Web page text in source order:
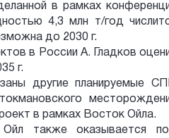
в рамках
4,3 млн т/год
до 2030 г.
в России А. Гладков
г.
другие планируемые
в рамках Восток Ойла.
также оказывается